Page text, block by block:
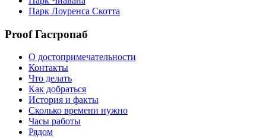
Парк Лоуренса Скотта
Proof Гастропаб
О достопримечательности
Контакты
Что делать
Как добраться
История и факты
Сколько времени нужно
Часы работы
Рядом